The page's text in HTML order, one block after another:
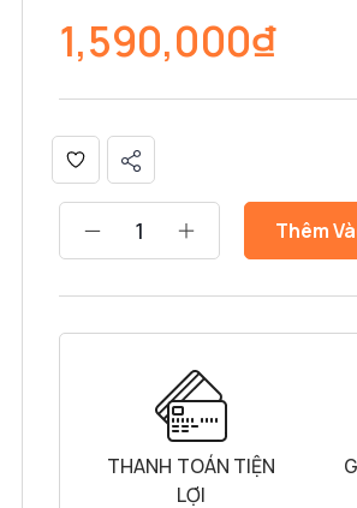
1,590,000₫
Thêm
THANH TOÁN TIỆN
LỢI